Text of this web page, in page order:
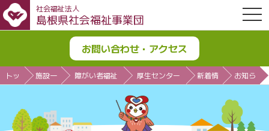
社会福祉法人
島根県社会福祉事業団
お問い合わせ・アクセス
トッ
施設一
障がい者福祉
厚生センター
新着情
お知ら